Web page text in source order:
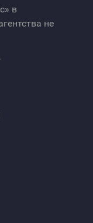
в
не